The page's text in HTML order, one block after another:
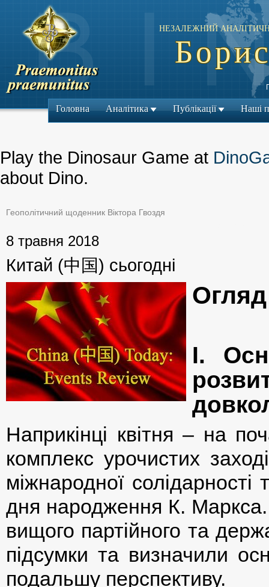
НЕЗАЛЕЖНИЙ
Головна Аналітика Публікації Наші
Play the Dinosaur Game at
about Dino.
Геополітичний щоденник Віктора Гвоздя
8 травня 2018
Китай (中国) сьогодні
Огляд
І.
Наприкінці квітня – на
комплекс урочистих
міжнародної
дня народження К. Маркса.
вищого партійного та
підсумки та визначили
подальшу перспективу.